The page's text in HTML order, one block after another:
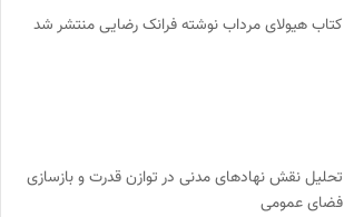
کتاب هیولای مرداب نوشته فرانک رضایی منتشر شد
تحلیل نقش نهادهای مدنی در توازن قدرت و بازسازی
فضای عمومی